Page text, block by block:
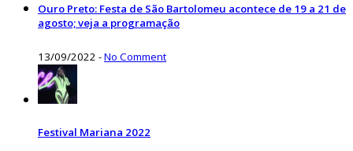
Ouro Preto: Festa de São Bartolomeu acontece de 19 a 21 de
agosto; veja a programação
13/09/2022 -No Comment
Festival Mariana 2022